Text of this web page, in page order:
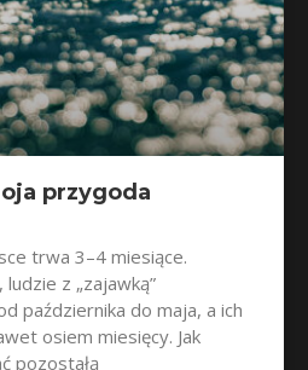
przygoda
trwa 3–4 miesiące.
z „zajawką”
października do maja, a ich
osiem miesięcy. Jak
pozostałą